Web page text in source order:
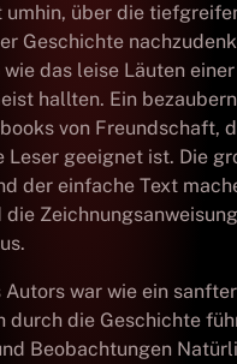
umhin, über die
Geschichte
das leise Läuten
hallten. Ein
von Freundschaft,
Leser geeignet ist. Die
der einfache Text
Autors war wie ein sanfter
durch die Geschichte
Beobachtungen